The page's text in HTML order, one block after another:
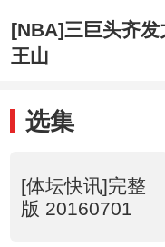
[NBA]三巨头齐发
王山
选集
[体坛快讯]完整
版 20160701